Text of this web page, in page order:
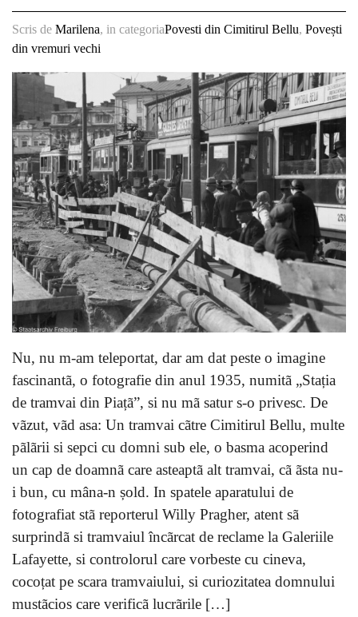
Scris de Marilena, in categoriaPovesti din Cimitirul Bellu, Povești
din vremuri vechi
Nu, nu m-am teleportat, dar am dat peste o imagine
fascinantã, o fotografie din anul 1935, numitã „Stația
de tramvai din Piațã”, si nu mã satur s-o privesc. De
vãzut, vãd asa: Un tramvai cãtre Cimitirul Bellu, multe
pãlãrii si sepci cu domni sub ele, o basma acoperind
un cap de doamnã care asteaptã alt tramvai, cã ãsta nu-
i bun, cu mâna-n șold. In spatele aparatului de
fotografiat stã reporterul Willy Pragher, atent sã
surprindã si tramvaiul încãrcat de reclame la Galeriile
Lafayette, si controlorul care vorbeste cu cineva,
cocoțat pe scara tramvaiului, si curiozitatea domnului
mustãcios care verificã lucrãrile […]